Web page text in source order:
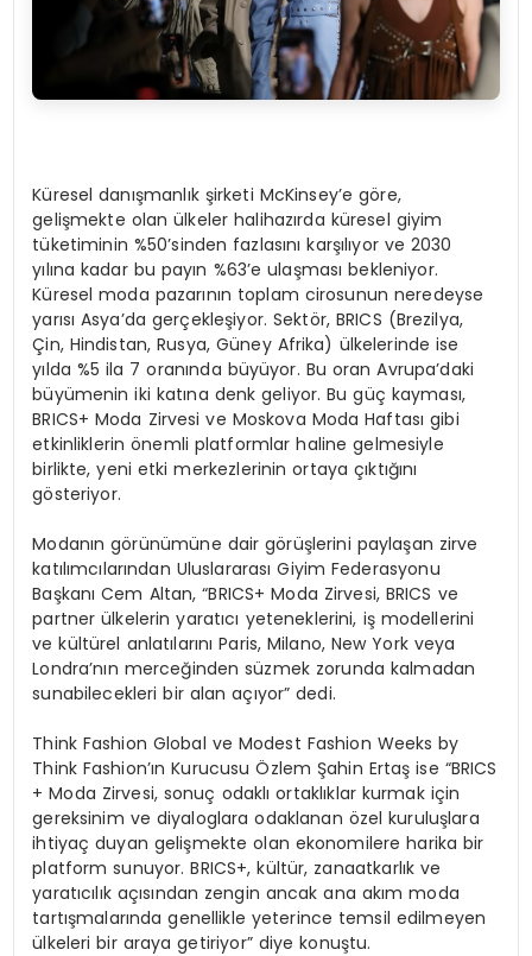
Küresel danışmanlık şirketi McKinsey’e göre,
gelişmekte olan ülkeler halihazırda küresel giyim
tüketiminin %50’sinden fazlasını karşılıyor ve 2030
yılına kadar bu payın %63’e ulaşması bekleniyor.
Küresel moda pazarının toplam cirosunun neredeyse
yarısı Asya’da gerçekleşiyor. Sektör, BRICS (Brezilya,
Çin, Hindistan, Rusya, Güney Afrika) ülkelerinde ise
yılda %5 ila 7 oranında büyüyor. Bu oran Avrupa’daki
büyümenin iki katına denk geliyor. Bu güç kayması,
BRICS+ Moda Zirvesi ve Moskova Moda Haftası gibi
etkinliklerin önemli platformlar haline gelmesiyle
birlikte, yeni etki merkezlerinin ortaya çıktığını
gösteriyor.
Modanın görünümüne dair görüşlerini paylaşan zirve
katılımcılarından Uluslararası Giyim Federasyonu
Başkanı Cem Altan, “BRICS+ Moda Zirvesi, BRICS ve
partner ülkelerin yaratıcı yeteneklerini, iş modellerini
ve kültürel anlatılarını Paris, Milano, New York veya
Londra’nın merceğinden süzmek zorunda kalmadan
sunabilecekleri bir alan açıyor” dedi.
Think Fashion Global ve Modest Fashion Weeks by
Think Fashion’ın Kurucusu Özlem Şahin Ertaş ise “BRICS
+ Moda Zirvesi, sonuç odaklı ortaklıklar kurmak için
gereksinim ve diyaloglara odaklanan özel kuruluşlara
ihtiyaç duyan gelişmekte olan ekonomilere harika bir
platform sunuyor. BRICS+, kültür, zanaatkarlık ve
yaratıcılık açısından zengin ancak ana akım moda
tartışmalarında genellikle yeterince temsil edilmeyen
ülkeleri bir araya getiriyor” diye konuştu.